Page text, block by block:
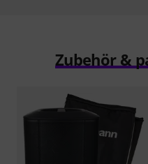
Zubehör &